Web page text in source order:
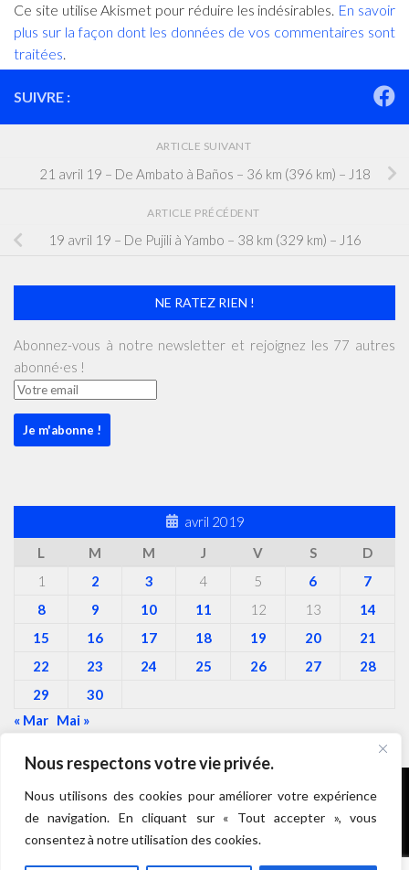
Nous respectons votre vie privée.
Nous utilisons des cookies pour améliorer votre expérience
de navigation. En cliquant sur « Tout accepter », vous
consentez à notre utilisation des cookies.
Ce site utilise Akismet pour réduire les indésirables. En savoir
plus sur la façon dont les données de vos commentaires sont
traitées.
SUIVRE :
ARTICLE SUIVANT
21 avril 19 – De Ambato à Baños – 36 km (396 km) – J18
ARTICLE PRÉCÉDENT
19 avril 19 – De Pujili à Yambo – 38 km (329 km) – J16
NE RATEZ RIEN !
Abonnez-vous à notre newsletter et rejoignez les 77 autres
abonné·es !
avril 2019
L
M M J V S
D
1
2 3 4 5 6
7
8
9 10 11 12 13
14
15
16 17 18 19 20
21
22
23 24 25 26 27
28
29
30
« Mar Mai »
Roulez Doudous © 2026. Tous droits réservés.